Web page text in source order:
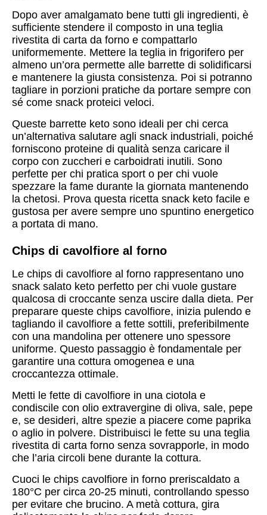
Dopo aver amalgamato bene tutti gli ingredienti, è
sufficiente stendere il composto in una teglia
rivestita di carta da forno e compattarlo
uniformemente. Mettere la teglia in frigorifero per
almeno un’ora permette alle barrette di solidificarsi
e mantenere la giusta consistenza. Poi si potranno
tagliare in porzioni pratiche da portare sempre con
sé come snack proteici veloci.
Queste barrette keto sono ideali per chi cerca
un’alternativa salutare agli snack industriali, poiché
forniscono proteine di qualità senza caricare il
corpo con zuccheri e carboidrati inutili. Sono
perfette per chi pratica sport o per chi vuole
spezzare la fame durante la giornata mantenendo
la chetosi. Prova questa ricetta snack keto facile e
gustosa per avere sempre uno spuntino energetico
a portata di mano.
Chips di cavolfiore al forno
Le chips di cavolfiore al forno rappresentano uno
snack salato keto perfetto per chi vuole gustare
qualcosa di croccante senza uscire dalla dieta. Per
preparare queste chips cavolfiore, inizia pulendo e
tagliando il cavolfiore a fette sottili, preferibilmente
con una mandolina per ottenere uno spessore
uniforme. Questo passaggio è fondamentale per
garantire una cottura omogenea e una
croccantezza ottimale.
Metti le fette di cavolfiore in una ciotola e
condiscile con olio extravergine di oliva, sale, pepe
e, se desideri, altre spezie a piacere come paprika
o aglio in polvere. Distribuisci le fette su una teglia
rivestita di carta forno senza sovrapporle, in modo
che l’aria circoli bene durante la cottura.
Cuoci le chips cavolfiore in forno preriscaldato a
180°C per circa 20-25 minuti, controllando spesso
per evitare che brucino. A metà cottura, gira